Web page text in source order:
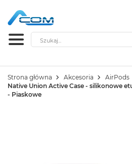
Szukaj
Strona główna Akcesoria
AirPods
Native Union Active Case - silikonowe
- Piaskowe